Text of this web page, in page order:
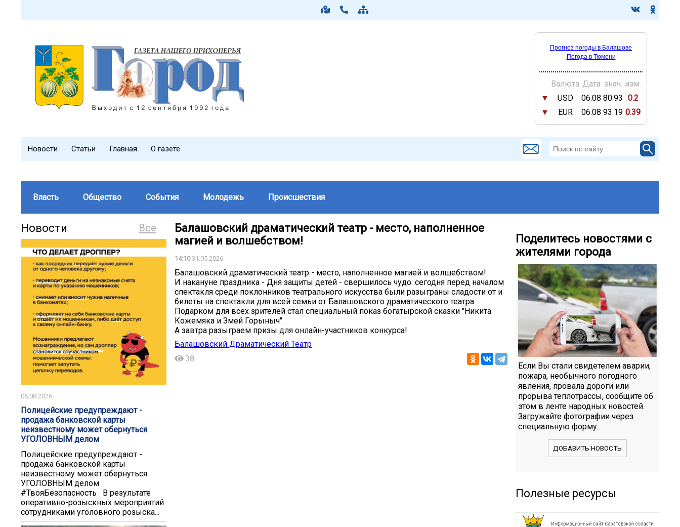
Прогноз погоды в Балашове
Погода в Тюмени
Валюта Дата знач. изм.
▼
USD 06.08 80.93
0.2
▼
EUR 06.08 93.19 0.39
Новости Статьи Главная О газете
Власть Общество События Молодежь Происшествия
Все
Новости
06.08.2026
️️Полицейские предупреждают -
продажа банковской карты
неизвестному может обернуться
УГОЛОВНЫМ делом️
️️Полицейские предупреждают -
продажа банковской карты
неизвестному может обернуться
УГОЛОВНЫМ делом️
#ТвояБезопасность В результате
оперативно-розыскных мероприятий
сотрудниками уголовного розыска...
Балашовский драматический театр - место, наполненное
магией и волшебством!
14:1031.05.2026
Балашовский драматический театр - место, наполненное магией и волшебством!
И накануне праздника - Дня защиты детей - свершилось чудо: сегодня перед началом
спектакля среди поклонников театрального искусства были разыграны сладости от и
билеты на спектакли для всей семьи от Балашовского драматического театра.
Подарком для всех зрителей стал специальный показ богатырской сказки "Никита
Кожемяка и Змей Горыныч".
А завтра разыграем призы для онлайн-участников конкурса!
Балашовский Драматический Театр
38
Поделитесь новостями с
жителями города
Если Вы стали свидетелем аварии,
пожара, необычного погодного
явления, провала дороги или
прорыва теплотрассы, сообщите об
этом в ленте народных новостей.
Загружайте фотографии через
специальную форму.
ДОБАВИТЬ НОВОСТЬ
Полезные ресурсы